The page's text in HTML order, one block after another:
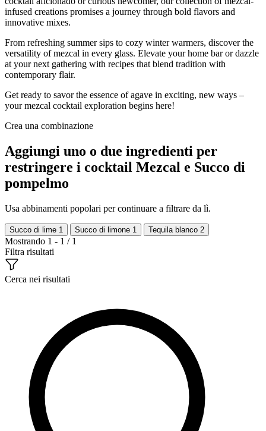
infused creations promises a journey through bold flavors and
innovative mixes.
From refreshing summer sips to cozy winter warmers, discover the
versatility of mezcal in every glass. Elevate your home bar or dazzle
at your next gathering with recipes that blend tradition with
contemporary flair.
Get ready to savor the essence of agave in exciting, new ways –
your mezcal cocktail exploration begins here!
Crea una combinazione
Aggiungi uno o due ingredienti per
restringere i cocktail Mezcal e Succo di
pompelmo
Usa abbinamenti popolari per continuare a filtrare da lì.
Succo di lime 1 Succo di limone 1 Tequila blanco 2
Mostrando 1 - 1 / 1
Filtra risultati
Cerca nei risultati